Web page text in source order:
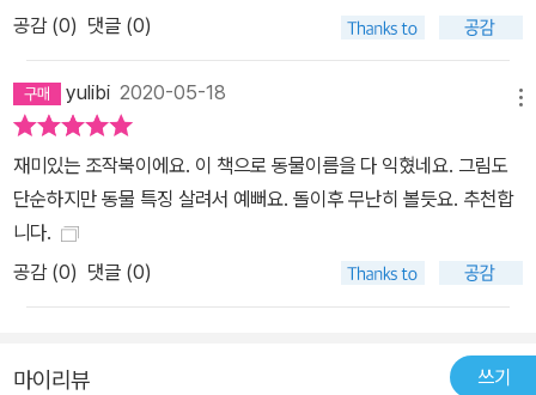
공감 (0) 댓글 (0)
yulibi 2020-05-18
재미있는 조작북이에요. 이 책으로 동물이름을 다 익혔네요. 그림도
단순하지만 동물 특징 살려서 예뻐요. 돌이후 무난히 볼듯요. 추천합
니다.
공감 (0) 댓글 (0)
마이리뷰 쓰기